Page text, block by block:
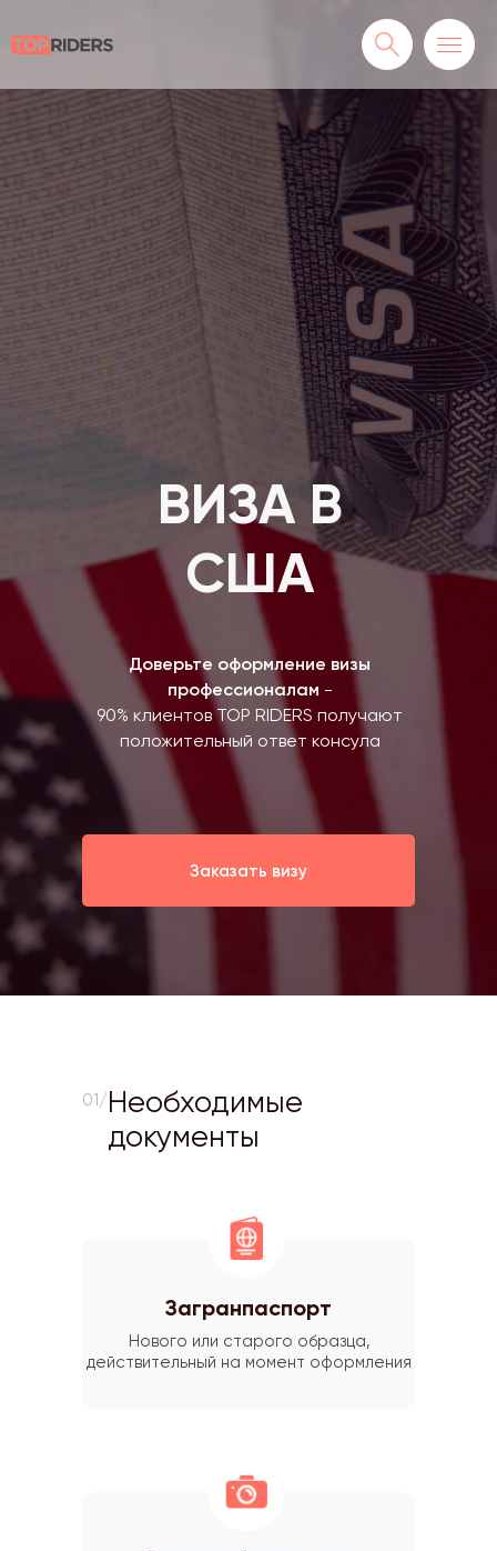
ВИЗА В
США
Заказать визу
Доверьте оформление визы
профессионалам -
90% клиентов TOP RIDERS получают
положительный ответ консула
Нового или старого образца,
действительный на момент оформления
Загранпаспорт
Необходимые
документы
01/